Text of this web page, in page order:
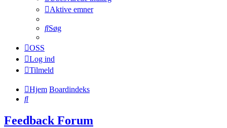
Aktive emner
Søg
OSS
Log ind
Tilmeld
Hjem Boardindeks
Søg
Feedback Forum